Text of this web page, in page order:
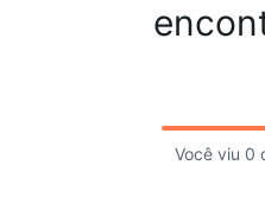
Você viu 0